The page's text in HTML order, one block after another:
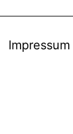
Impressum